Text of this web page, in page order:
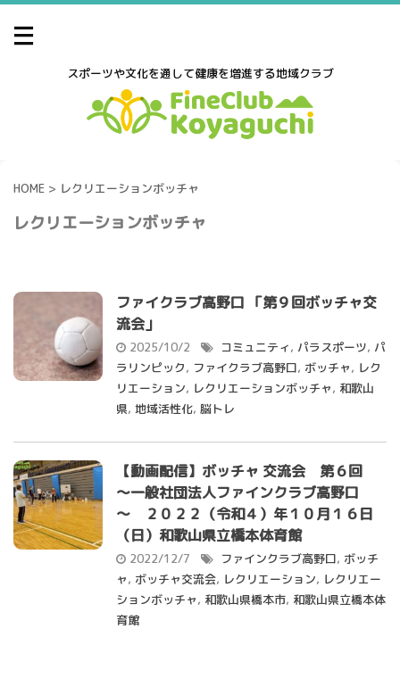
スポーツや文化を通して健康を増進する地域クラブ
HOME > レクリエーションボッチャ
レクリエーションボッチャ
ファイクラブ高野口 「第９回ボッチャ交
流会」
2025/10/2 コミュニティ, パラスポーツ, パ
ラリンピック, ファイクラブ高野口, ボッチャ, レク
リエーション, レクリエーションボッチャ, 和歌山
県, 地域活性化, 脳トレ
【動画配信】ボッチャ 交流会 第６回
～一般社団法人ファインクラブ高野口
～ ２０２２（令和４）年１０月１６日
（日）和歌山県立橋本体育館
2022/12/7 ファインクラブ高野口, ボッチ
ャ, ボッチャ交流会, レクリエーション, レクリエー
ションボッチャ, 和歌山県橋本市, 和歌山県立橋本体
育館